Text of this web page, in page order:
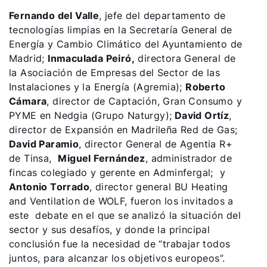
Fernando del Valle, jefe del departamento de
tecnologías limpias en la Secretaría General de
Energía y Cambio Climático del Ayuntamiento de
Madrid; Inmaculada Peiró, directora General de
la Asociación de Empresas del Sector de las
Instalaciones y la Energía (Agremia); Roberto
Cámara, director de Captación, Gran Consumo y
PYME en Nedgia (Grupo Naturgy); David Ortíz,
director de Expansión en Madrileña Red de Gas;
David Paramio, director General de Agentia R+
de Tinsa, Miguel Fernández, administrador de
fincas colegiado y gerente en Adminfergal; y
Antonio Torrado, director general BU Heating
and Ventilation de WOLF, fueron los invitados a
este debate en el que se analizó la situación del
sector y sus desafíos, y donde la principal
conclusión fue la necesidad de “trabajar todos
juntos, para alcanzar los objetivos europeos”.